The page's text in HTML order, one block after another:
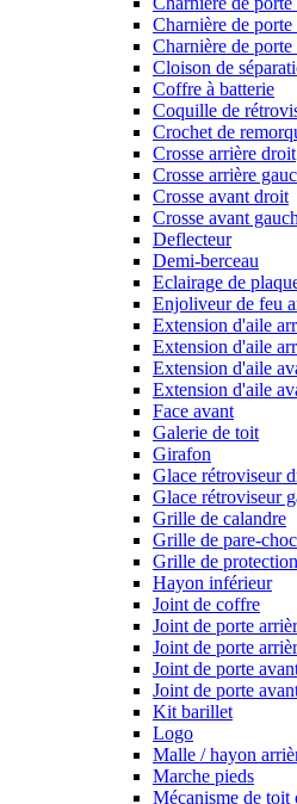
Charnière de
Charnière de
Cloison de
Coffre à batterie
Coquille de
Crochet de
Crosse arrière droit
Crosse arrière
Crosse avant droit
Crosse avant
Deflecteur
Demi-berceau
Eclairage de
Enjoliveur de feu
Extension d'aile
Extension d'aile
Extension d'aile
Extension d'aile
Face avant
Galerie de toit
Girafon
Glace rétroviseur
Glace rétroviseur
Grille de calandre
Grille de pare-choc
Grille de protection
Hayon inférieur
Joint de coffre
Joint de porte
Joint de porte
Joint de porte
Joint de porte
Kit barillet
Logo
Malle / hayon
Marche pieds
Mécanisme de toit